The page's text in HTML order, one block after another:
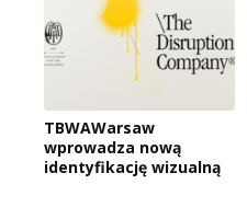
TBWAWarsaw
wprowadza nową
identyfikację wizualną